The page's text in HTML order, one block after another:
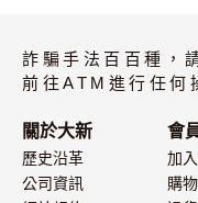
詐騙手法百百種，
前往ATM進行任何
關於大新
歷史沿革
公司資訊
會
加
購